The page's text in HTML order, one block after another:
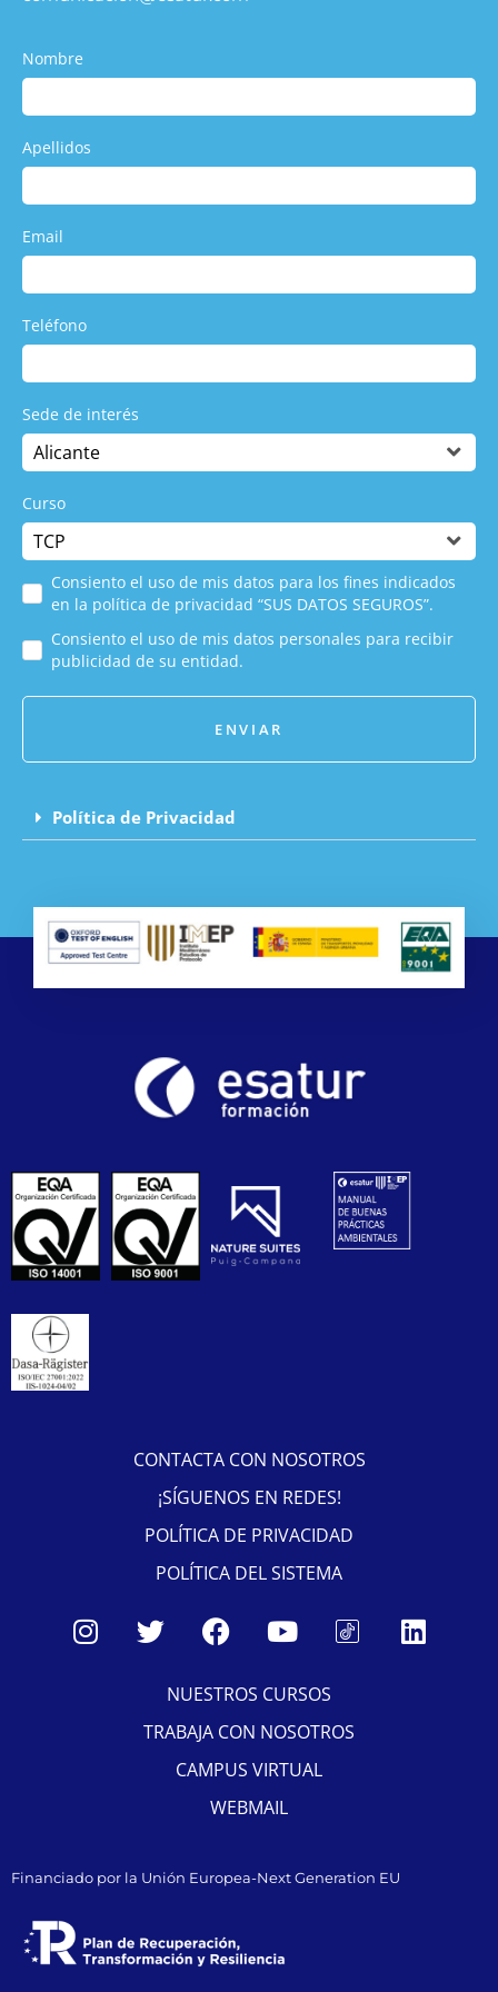
Nombre
Apellidos
Email
Teléfono
Sede de interés
Curso
Consiento el uso de mis datos para los fines indicados
en la política de privacidad “SUS DATOS SEGUROS”.
Consiento el uso de mis datos personales para recibir
publicidad de su entidad.
ENVIAR
Política de Privacidad
CONTACTA CON NOSOTROS
¡SÍGUENOS EN REDES!
POLÍTICA DE PRIVACIDAD
POLÍTICA DEL SISTEMA
NUESTROS CURSOS
TRABAJA CON NOSOTROS
CAMPUS VIRTUAL
WEBMAIL
Financiado por la Unión Europea-Next Generation EU